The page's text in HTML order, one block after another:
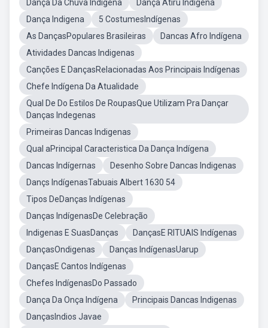
Dança Da Chuva Indígena
Dança Atiru Indígena
Dança Indigena
5 CostumesIndígenas
As DançasPopulares Brasileiras
Dancas Afro Indígena
Atividades Dancas Indigenas
Canções E DançasRelacionadas Aos Principais Indígenas
Chefe Indígena Da Atualidade
Qual De Do Estilos De RoupasQue Utilizam Pra Dançar
Danças Indegenas
Primeiras Dancas Indigenas
Qual aPrincipal Caracteristica Da Dança Indígena
Dancas Indígernas
Desenho Sobre Dancas Indigenas
Dançs IndígenasTabuais Albert 1630 54
Tipos DeDanças Indígenas
Danças IndígenasDe Celebração
Indigenas E SuasDanças
DançasE RITUAIS Indígenas
DançasOndigenas
Danças IndígenasUarup
DançasE Cantos Indígenas
Chefes IndígenasDo Passado
Dança Da Onça Indígena
Principais Dancas Indigenas
DançasIndios Javae